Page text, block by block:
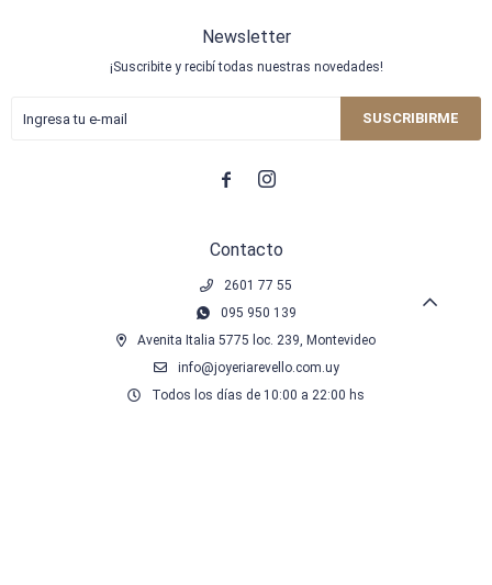
Contacto
2601 77 55
095 950 139
Avenita Italia 5775 loc. 239, Montevideo
info@joyeriarevello.com.uy
Todos los días de 10:00 a 22:00 hs
Newsletter
¡Suscribite y recibí todas nuestras novedades!
SUSCRIBIRME
 